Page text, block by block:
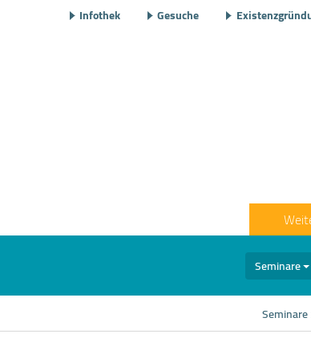
Infothek Gesuche
Seminare
Seminare